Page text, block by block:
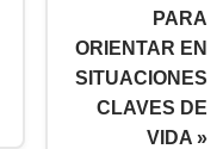
PARA
ORIENTAR EN
SITUACIONES
CLAVES DE
VIDA »